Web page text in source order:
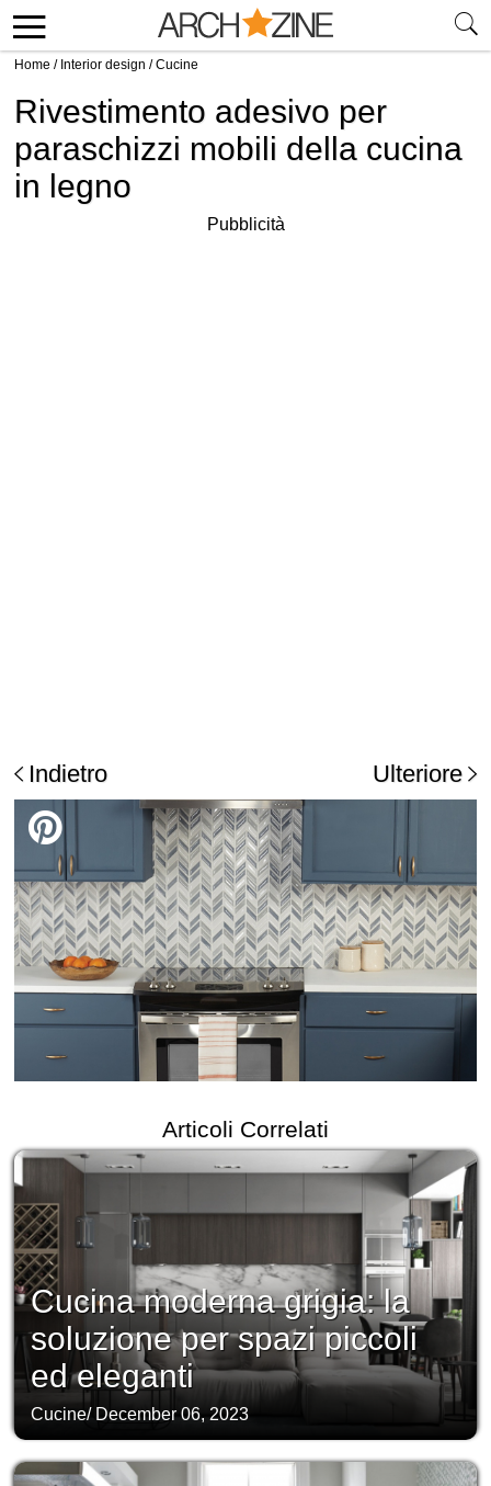
Home / Interior design /Cucine
Rivestimento adesivo per
paraschizzi mobili della cucina
in legno
Pubblicità
Indietro Ulteriore
Articoli Correlati
Cucina moderna grigia: la
soluzione per spazi piccoli
ed eleganti
Cucine/ December 06, 2023